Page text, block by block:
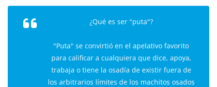
¿Qué es ser "puta"?
"Puta" se convirtió en el apelativo favorito
para calificar a cualquiera que dice, apoya,
trabaja o tiene la osadía de existir fuera de
los arbitrarios límites de los machitos osados